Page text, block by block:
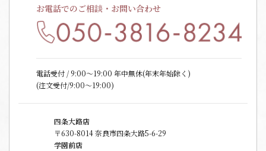
お電話でのご相談・お問い合わせ
電話受付 / 9:00〜19:00 年中無休(年末年始除く)
(注文受付/9:00～19:00)
四条大路店
〒630-8014 奈良市四条大路5-6-29
学園前店